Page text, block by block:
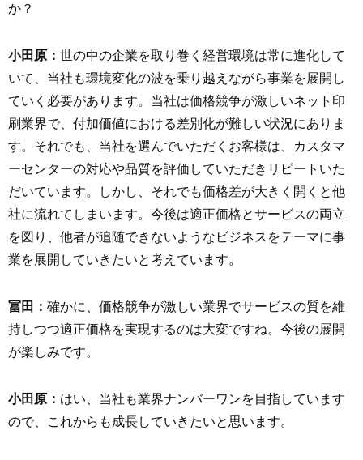
か？
小田原： 世の中の企業を取り巻く経営環境は常に進化して
いて、当社も環境変化の波を乗り越えながら事業を展開し
ていく必要があります。当社は価格競争が激しいネット印
刷業界で、付加価値における差別化が難しい状況にありま
す。それでも、当社を選んでいただくお客様は、カスタマ
ーセンターの対応や品質を評価していただきリピートいた
だいています。しかし、それでも価格差が大きく開くと他
社に流れてしまいます。今後は適正価格とサービスの両立
を図り、他者が追随できないようなビジネスをテーマに事
業を展開していきたいと考えています。
冨田： 確かに、価格競争が激しい業界でサービスの質を維
持しつつ適正価格を実現するのは大変ですね。今後の展開
が楽しみです。
小田原： はい、当社も業界ナンバーワンを目指しています
ので、これからも成長していきたいと思います。